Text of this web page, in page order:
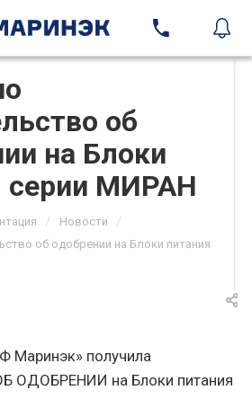
об
на Блоки
серии МИРАН
/ Новости /
об одобрении на Блоки питания
Маринэк» получила
ОДОБРЕНИИ на Блоки питания